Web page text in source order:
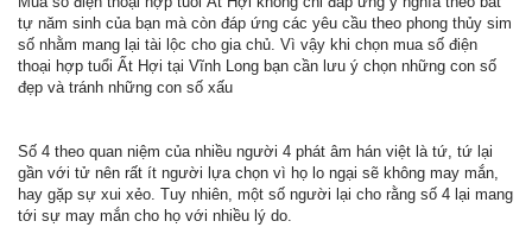
tự năm sinh của bạn mà còn đáp ứng các yêu cầu theo phong thủy sim
số nhằm mang lại tài lộc cho gia chủ. Vì vậy khi chọn mua số điện
thoại hợp tuổi Ất Hợi tại Vĩnh Long bạn cần lưu ý chọn những con số
đẹp và tránh những con số xấu
Số 4 theo quan niệm của nhiều người 4 phát âm hán việt là tứ, tứ lại
gần với tử nên rất ít người lựa chọn vì họ lo ngại sẽ không may mắn,
hay gặp sự xui xẻo. Tuy nhiên, một số người lại cho rằng số 4 lại mang
tới sự may mắn cho họ với nhiều lý do.